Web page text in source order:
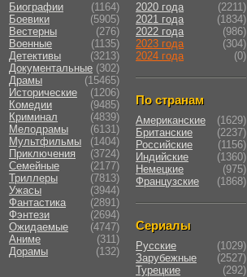
Биографии
(1164)
Боевики
(5905)
Вестерны
(276)
Военные
(1135)
Детективы
(3213)
Документальные (302)
Драмы
(15465)
Исторические
(1206)
Комедии
(9485)
Криминал
(4839)
Мелодрамы
(6131)
Мультфильмы
(1404)
Приключения
(3724)
Семейные
(2177)
Триллеры
(7813)
Ужасы
(3944)
Фантастика
(2891)
Фэнтези
(2694)
Ожидаемые
(4747)
Аниме
(311)
Дорамы
(132)
2020 года
(2211)
2021 года
(1834)
2022 года
(986)
2023 года
(304)
2024 года
(0)
По странам
Американские
(1629)
Британские
(2237)
Российские
(1156)
Индийские
(1360)
Немецкие
(975)
Французские
(1868)
Сериалы
Русские
(1029)
Зарубежные
(2527)
Турецкие
(292)